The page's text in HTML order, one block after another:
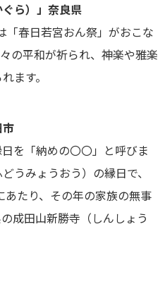
ら）」奈良県
「春日若宮おん祭」がおこな
の平和が祈られ、神楽や雅楽
ます。
市
を「納めの〇〇」と呼びま
うみょうおう）の縁日で、
たり、その年の家族の無事
成田山新勝寺（しんしょう